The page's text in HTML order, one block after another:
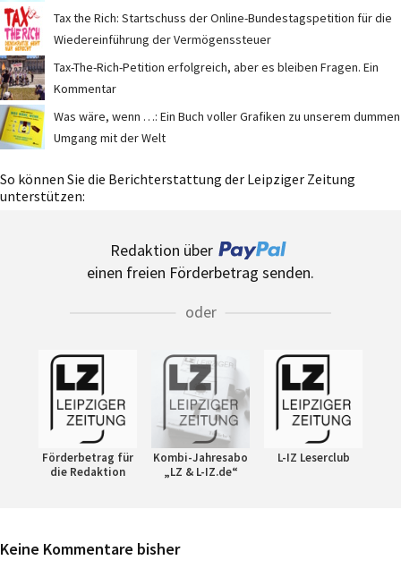
Tax the Rich: Startschuss der Online-Bundestagspetition für die
Wiedereinführung der Vermögenssteuer
Tax-The-Rich-Petition erfolgreich, aber es bleiben Fragen. Ein
Kommentar
Was wäre, wenn …: Ein Buch voller Grafiken zu unserem dummen
Umgang mit der Welt
So können Sie die Berichterstattung der Leipziger Zeitung
unterstützen:
Redaktion über
einen freien Förderbetrag senden.
oder
Förderbetrag für
die Redaktion
Kombi-Jahresabo
„LZ & L-IZ.de“
L-IZ Leserclub
Keine Kommentare bisher